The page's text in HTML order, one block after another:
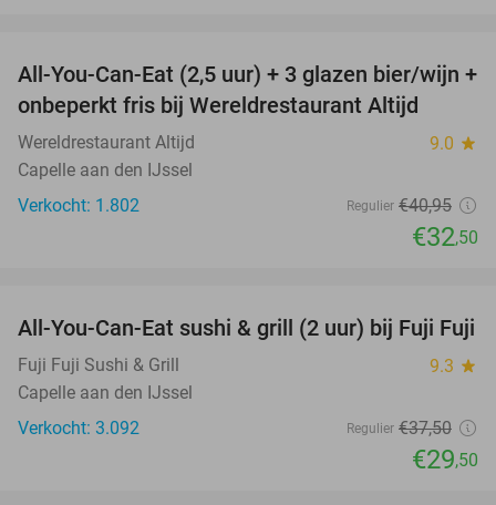
21%
All-You-Can-Eat (2,5 uur) + 3 glazen bier/wijn +
onbeperkt fris bij Wereldrestaurant Altijd
Wereldrestaurant Altijd 9.0 star
Capelle aan den IJssel
Verkocht: 1.802
Regulier €40,95
€32,50
21%
All-You-Can-Eat sushi & grill (2 uur) bij Fuji Fuji
Fuji Fuji Sushi & Grill 9.3 star
Capelle aan den IJssel
Verkocht: 3.092
Regulier €37,50
€29,50